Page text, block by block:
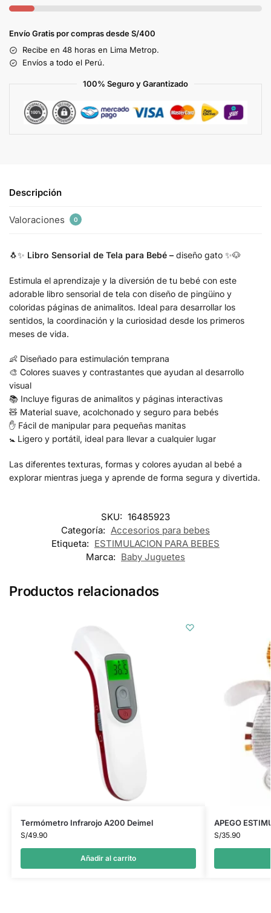
Envío Gratis por compras desde S/400
Recibe en 48 horas en Lima Metrop.
Envíos a todo el Perú.
100% Seguro y Garantizado
Descripción
Valoraciones 0
🐧✨ Libro Sensorial de Tela para Bebé – diseño gato ✨🐶
Estimula el aprendizaje y la diversión de tu bebé con este
adorable libro sensorial de tela con diseño de pingüino y
coloridas páginas de animalitos. Ideal para desarrollar los
sentidos, la coordinación y la curiosidad desde los primeros
meses de vida.
👶 Diseñado para estimulación temprana
🎨 Colores suaves y contrastantes que ayudan al desarrollo
visual
📚 Incluye figuras de animalitos y páginas interactivas
🧸 Material suave, acolchonado y seguro para bebés
✋ Fácil de manipular para pequeñas manitas
🚼 Ligero y portátil, ideal para llevar a cualquier lugar
Las diferentes texturas, formas y colores ayudan al bebé a
explorar mientras juega y aprende de forma segura y divertida.
SKU: 16485923
Categoría: Accesorios para bebes
Etiqueta: ESTIMULACION PARA BEBES
Marca: Baby Juguetes
Productos relacionados
Termómetro Infrarojo A200 Deimel
S/49.90
Añadir al carrito
APEGO
S/35.90